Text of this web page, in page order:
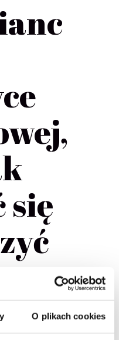
O plikach cookies
się
to dziś coś
– to tarcza,